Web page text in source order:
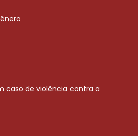
caso de violência contra a